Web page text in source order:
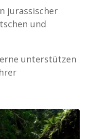
jurassischer
und
unterstützen